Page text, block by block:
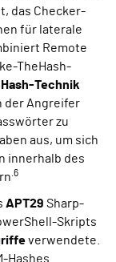
das Checker-
für laterale
Remote
TheHash-
Hash-Technik
der Angreifer
zu
aus, um sich
innerhalb des
.6
APT29 Sharp-
Skripts
verwendete.
Hashes